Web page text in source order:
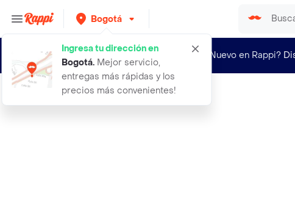
Bogotá
Ingresa tu dirección en
Bogotá. Mejor servicio,
entregas más rápidas y los
precios más convenientes!
¿Nuevo en Rappi?
24 pack honey beer laika